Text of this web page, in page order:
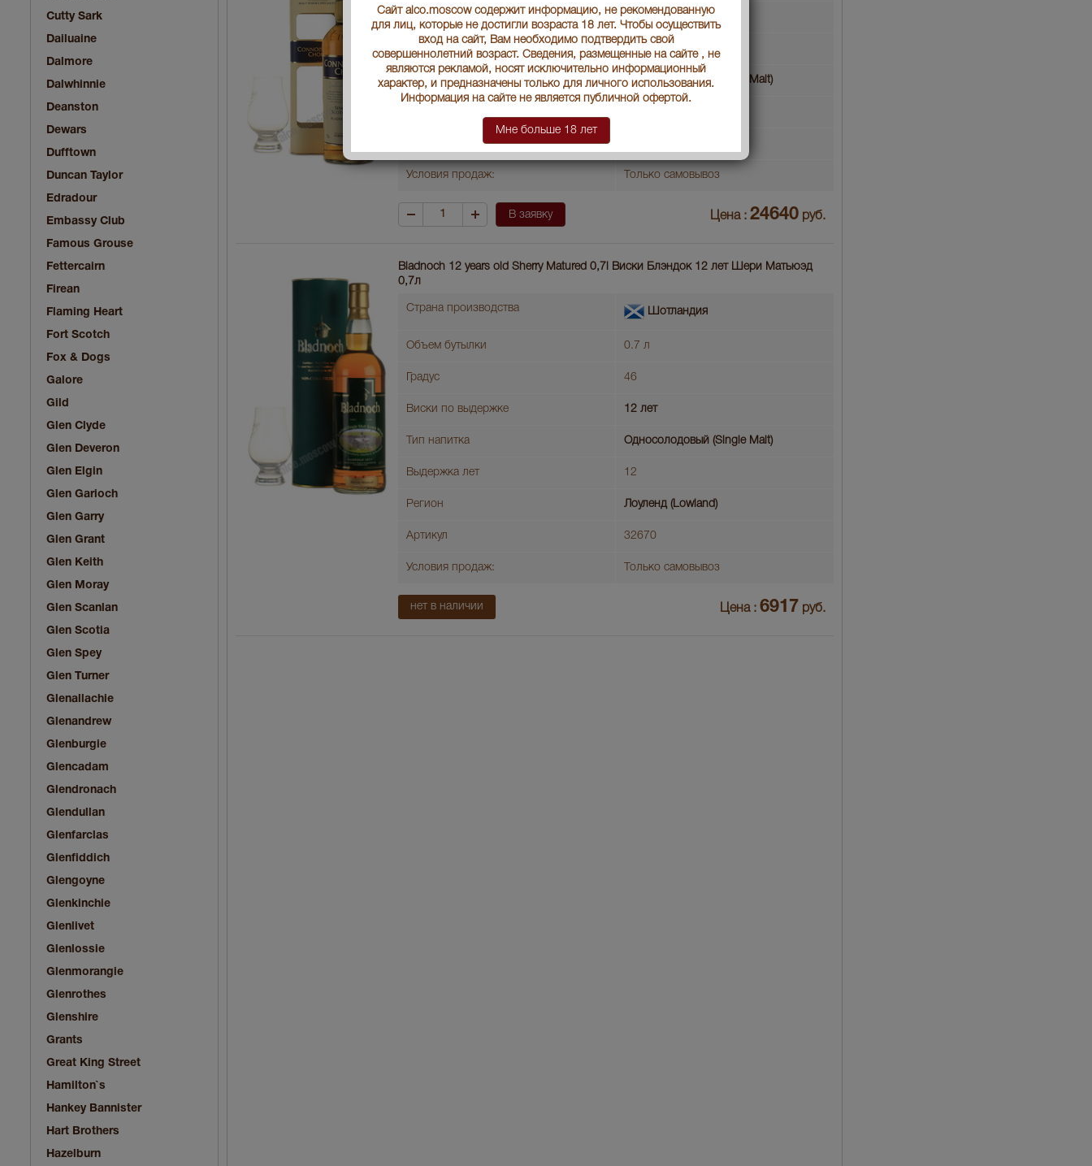
Cutty Sark
Dailuaine
Dalmore
Dalwhinnie
Deanston
Dewars
Dufftown
Duncan Taylor
Edradour
Embassy Club
Famous Grouse
Fettercairn
Firean
Flaming Heart
Fort Scotch
Fox & Dogs
Galore
Gild
Glen Clyde
Glen Deveron
Glen Elgin
Glen Garioch
Glen Garry
Glen Grant
Glen Keith
Glen Moray
Glen Scanlan
Glen Scotia
Glen Spey
Glen Turner
Glenallachie
Glenandrew
Glenburgie
Glencadam
Glendronach
Glendullan
Glenfarclas
Glenfiddich
Glengoyne
Glenkinchie
Glenlivet
Glenlossie
Glenmorangie
Glenrothes
Glenshire
Grants
Great King Street
Hamilton`s
Hankey Bannister
Hart Brothers
Hazelburn
Объем бутылки 0.7 л
Градус 46
Тип напитка Односолодовый (Single Malt)
Условия продаж: Только самовывоз
В заявку Цена : 24640 руб.
Bladnoch 12 years old Sherry Matured 0,7l Виски Блэндок 12 лет Шери Матьюэд
0,7л
Страна производства Шотландия
Объем бутылки 0.7 л
Градус 46
Виски по выдержке 12 лет
Тип напитка Односолодовый (Single Malt)
Выдержка лет 12
Регион Лоуленд (Lowland)
Артикул 32670
Условия продаж: Только самовывоз
нет в наличии Цена : 6917 руб.
Сайт alco.moscow содержит информацию, не рекомендованную
для лиц, которые не достигли возраста 18 лет. Чтобы осуществить
вход на сайт, Вам необходимо подтвердить свой
совершеннолетний возраст. Сведения, размещенные на сайте , не
являются рекламой, носят исключительно информационный
характер, и предназначены только для личного использования.
Информация на сайте не является публичной офертой.
Мне больше 18 лет